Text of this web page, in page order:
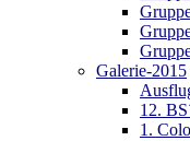
Galerie-2015
12.
1.